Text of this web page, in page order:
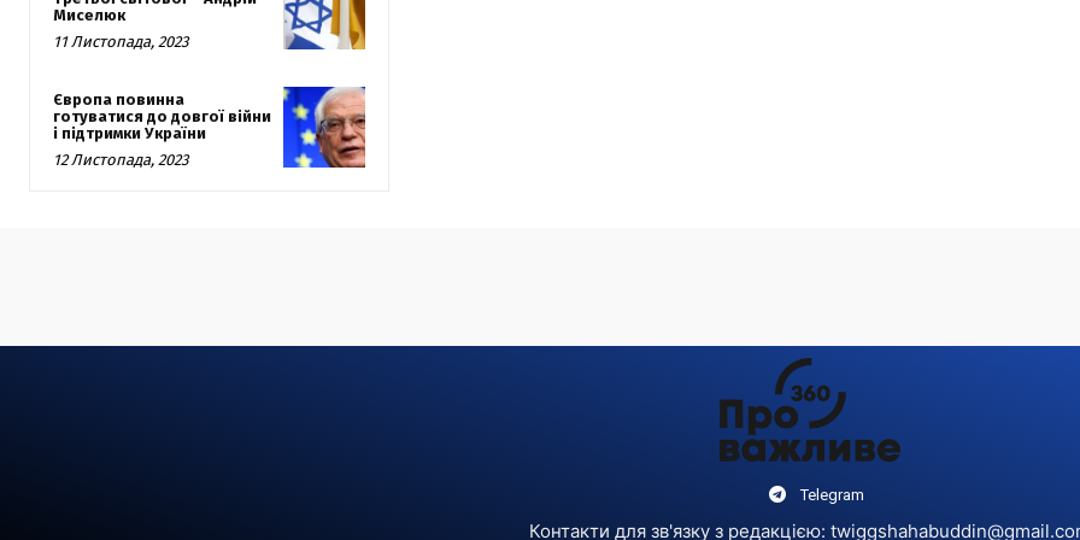
Миселюк
11 Листопада, 2023
Європа повинна
готуватися до довгої війни
і підтримки України
12 Листопада, 2023
Telegram
Контакти для зв'язку з редакцією: